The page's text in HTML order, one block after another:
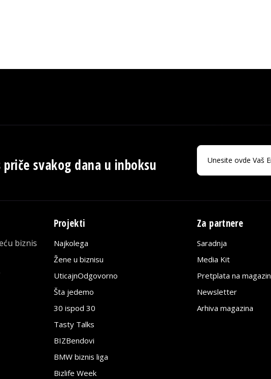
svakog dana u inboksu
biznis
Projekti
Najkolega
Žene u biznisu
UticajnOdgovorno
Šta jedemo
30 ispod 30
Tasty Talks
BIZBendovi
BMW biznis liga
Bizlife Week
Za partnere
Saradnja
Media Kit
Pretplata na magazin
Newsletter
Arhiva magazina